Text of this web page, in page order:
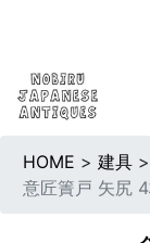
HOME > 建具 >
意匠簀戸 矢尻